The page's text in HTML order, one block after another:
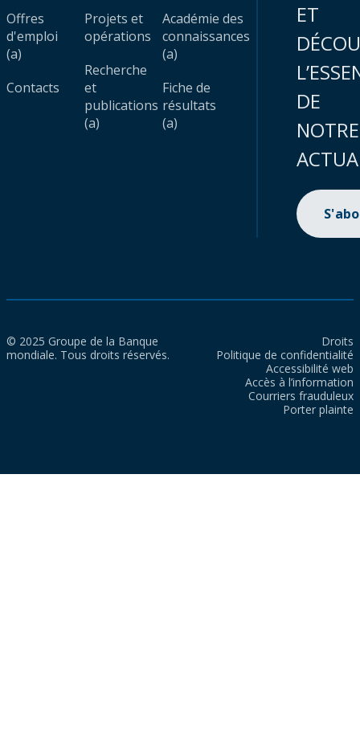
Offres
d'emploi
(a)
Contacts
Projets et
opérations
Recherche
et
publications
(a)
Académie des
connaissances
(a)
Fiche de
résultats
(a)
ET
DE
NOTRE
© 2025 Groupe de la Banque
mondiale. Tous droits réservés.
Droits
Politique de confidentialité
Accessibilité web
Accès à l’information
Courriers frauduleux
Porter plainte